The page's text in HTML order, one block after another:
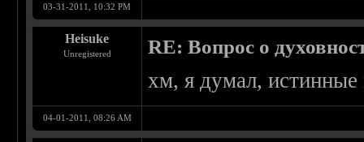
03-31-2011, 10:32 PM
Heisuke
Unregistered RE: Вопрос о
хм, я думал, истинные
04-01-2011, 08:26 AM